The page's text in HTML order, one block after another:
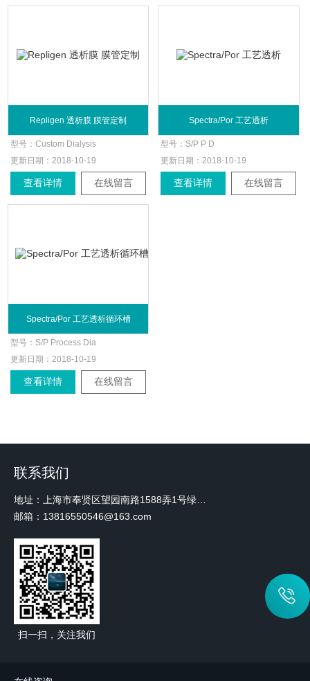
Repligen 透析膜 膜管定制
型号：Custom Dialysis
更新日期： 2018-10-19
查看详情 在线留言
Spectra/Por 工艺透析
型号： S/P P D
更新日期： 2018-10-19
查看详情 在线留言
Spectra/Por 工艺透析循环槽
型号： S/P Process Dia
更新日期： 2018-10-19
查看详情 在线留言
联系我们
地址：上海市奉贤区望园南路1588弄1号绿地未来中心A3 2110室
邮箱：13816550546@163.com
扫一扫，关注我们